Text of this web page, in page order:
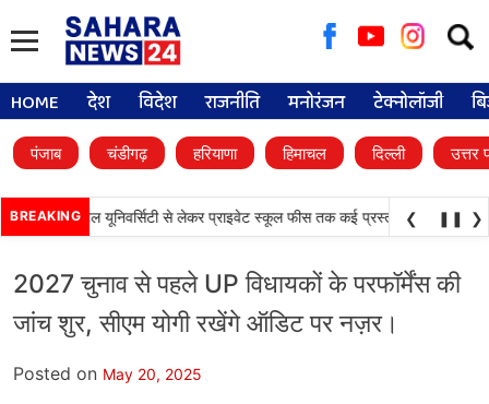
for:
HOME देश विदेश राजनीति मनोरंजन टेक्नोलॉजी
पंजाब चंडीगढ़ हरियाणा हिमाचल दिल्ली उत्तर
BREAKING
डिजिटल यूनिवर्सिटी से लेकर प्राइवेट स्कूल फीस तक कई प्रस्तावों को मंजूरी •
❮ ❚❚ ❯
2027 चुनाव से पहले UP विधायकों के परफॉर्मेंस की
जांच शुर, सीएम योगी रखेंगे ऑडिट पर नज़र।
Posted on May 20, 2025